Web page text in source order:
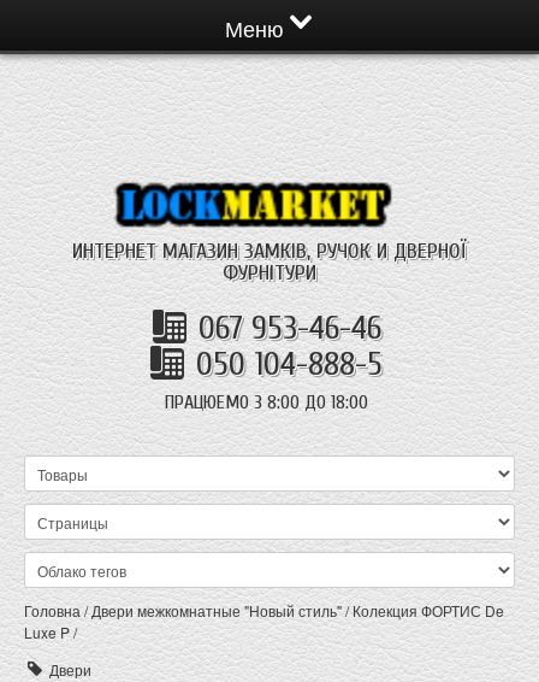
Меню
ИНТЕРНЕТ МАГАЗИН ЗАМКІВ, РУЧОК И ДВЕРНОЇ
ФУРНІТУРИ
067 953-46-46
050 104-888-5
ПРАЦЮЕМО З 8:00 ДО 18:00
Головна/Двери межкомнатные "Новый стиль"/Колекция ФОРТИС De
Luxe P/
Двери